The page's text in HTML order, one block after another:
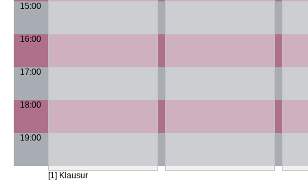
15:00
16:00
17:00
18:00
19:00
[1] Klausur